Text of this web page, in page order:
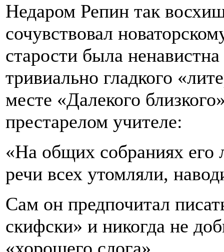
Недаром Репин так
сочувствовал
старости была
тривиально гладкого
месте «Далекого
престарелом учителе:
«На общих собраниях его
речи всех утомляли,
Сам он предпочитал
скифски» и никогда не